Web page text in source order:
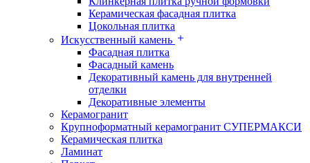
Керамическая фасадная плитка
Цокольная плитка
Искусственный камень
Фасадная плитка
Фасадный камень
Декоративный камень для внутренней
отделки
Декоративные элементы
Керамогранит
Крупноформатный керамогранит СУПЕРМАКСИ
Керамическая плитка
Ламинат